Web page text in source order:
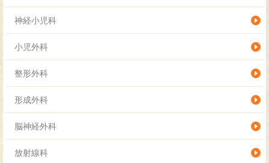
神経小児科
小児外科
整形外科
形成外科
脳神経外科
放射線科